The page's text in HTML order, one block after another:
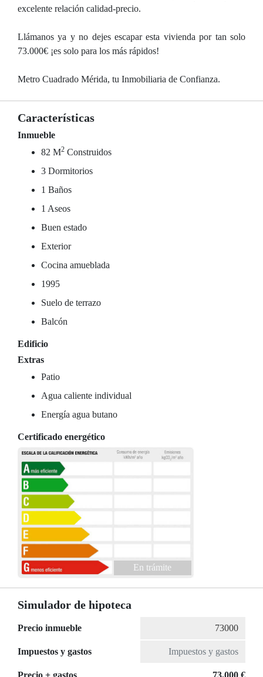
excelente relación calidad-precio.
Llámanos ya y no dejes escapar esta vivienda por tan solo
73.000€ ¡es solo para los más rápidos!
Metro Cuadrado Mérida, tu Inmobiliaria de Confianza.
Características
Inmueble
82 M2 Construidos
3 Dormitorios
1 Baños
1 Aseos
Buen estado
Exterior
Cocina amueblada
1995
Suelo de terrazo
Balcón
Edificio
Extras
Patio
Agua caliente individual
Energía agua butano
Certificado energético
En trámite
Simulador de hipoteca
Precio inmueble
Impuestos y gastos